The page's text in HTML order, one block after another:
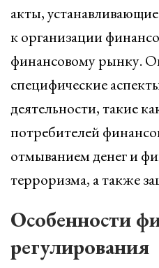
акты,
к организации
финансовому рынку.
специфические
деятельности, такие
потребителей
отмыванием денег и
терроризма, а также
Особенности
регулирования